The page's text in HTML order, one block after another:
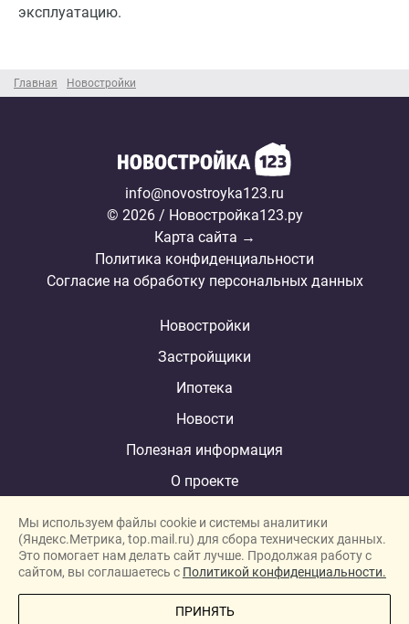
Главная Новостройки
эксплуатацию.
info@novostroyka123.ru
© 2026 / Новостройка123.ру
Карта сайта →
Политика конфиденциальности
Согласие на обработку персональных данных
Новостройки
Застройщики
Ипотека
Новости
Полезная информация
О проекте
New homes in Dubai
New homes in London
Мы используем файлы cookie и системы аналитики
(Яндекс.Метрика, top.mail.ru) для сбора технических данных.
Это помогает нам делать сайт лучше. Продолжая работу с
сайтом, вы соглашаетесь с Политикой конфиденциальности.
ПРИНЯТЬ